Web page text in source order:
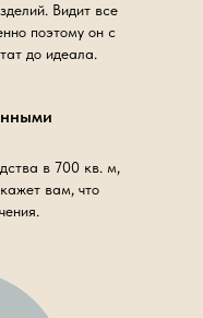
Видит все
поэтому он с
до идеала.
в 700 кв. м,
вам, что